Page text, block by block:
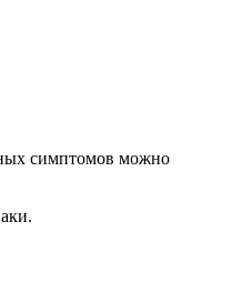
симптомов можно